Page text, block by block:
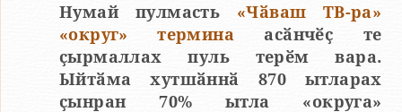
Нумай пулмасть «Чӑваш ТВ-ра»
«округ» термина асӑнчӗҫ те
ҫырмаллах пуль терӗм вара.
Ыйтӑма хутшӑннӑ 870 ытларах
ҫынран 70% ытла «округа»